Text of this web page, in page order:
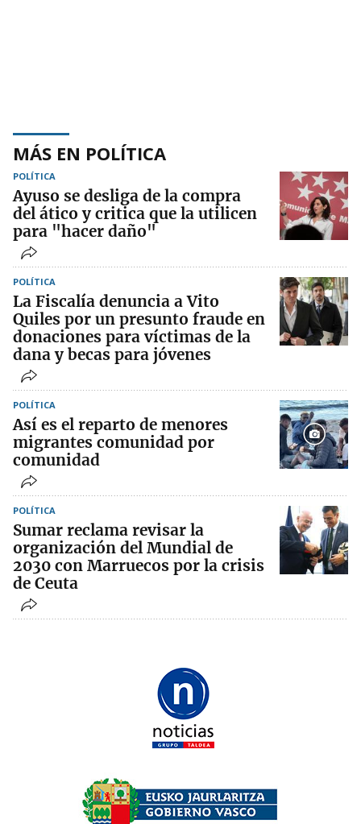
MÁS EN POLÍTICA
POLÍTICA
Ayuso se desliga de la compra
del ático y critica que la utilicen
para "hacer daño"
POLÍTICA
La Fiscalía denuncia a Vito
Quiles por un presunto fraude en
donaciones para víctimas de la
dana y becas para jóvenes
POLÍTICA
Así es el reparto de menores
migrantes comunidad por
comunidad
POLÍTICA
Sumar reclama revisar la
organización del Mundial de
2030 con Marruecos por la crisis
de Ceuta